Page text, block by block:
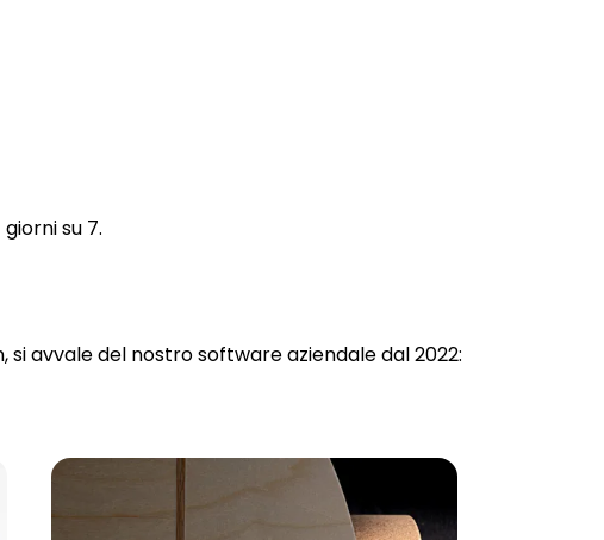
su 7.
si avvale del nostro software aziendale dal 2022: